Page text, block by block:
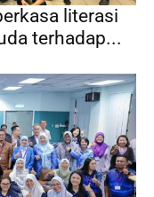
literasi
terhadap...